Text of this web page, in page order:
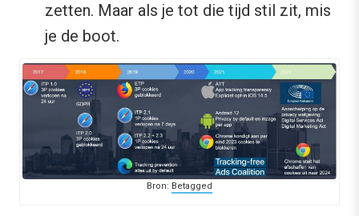
zetten. Maar als je tot die tijd stil zit, mis
je de boot.
Bron: Betagged